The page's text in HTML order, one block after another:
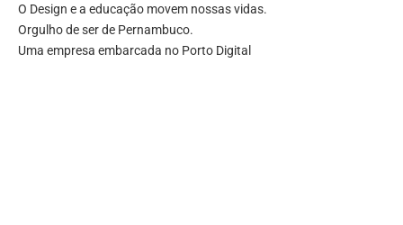
O Design e a educação movem nossas vidas.
Orgulho de ser de Pernambuco.
Uma empresa embarcada no Porto Digital